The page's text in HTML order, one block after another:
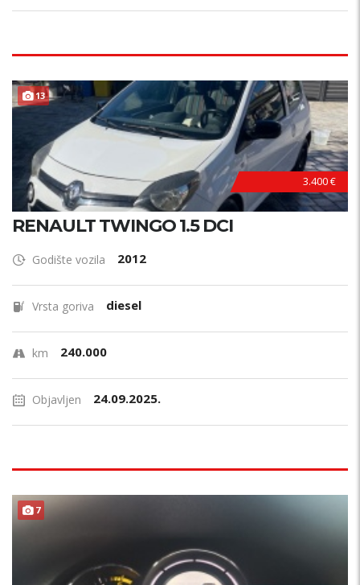
13
3.400 €
RENAULT TWINGO 1.5 DCI
Godište vozila 2012
Vrsta goriva diesel
km 240.000
Objavljen 24.09.2025.
7